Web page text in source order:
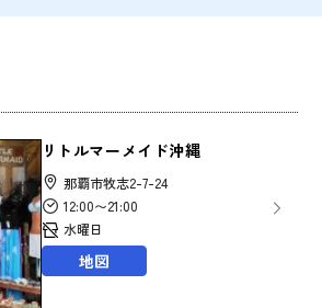
リトルマーメイド沖縄
那覇市牧志2-7-24
12:00〜21:00
水曜日
地図